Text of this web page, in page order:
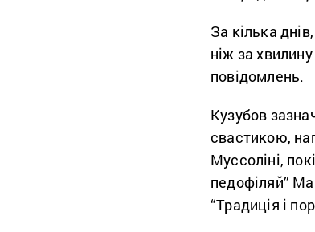
За кілька
ніж за
повідомлень.
Кузубов
свастикою,
Муссоліні,
педофіляй”
“Традиція і